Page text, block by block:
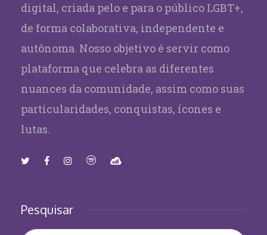
digital, criada pelo e para o público LGBT+,
de forma colaborativa, independente e
autônoma. Nosso objetivo é servir como
plataforma que celebra as diferentes
nuances da comunidade, assim como suas
particularidades, conquistas, ícones e
lutas.
Pesquisar